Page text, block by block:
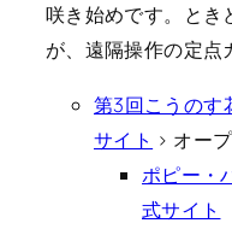
咲き始めです。とき
が、遠隔操作の定点
第3回こうのす
サイト > オー
ポピー・
式サイト